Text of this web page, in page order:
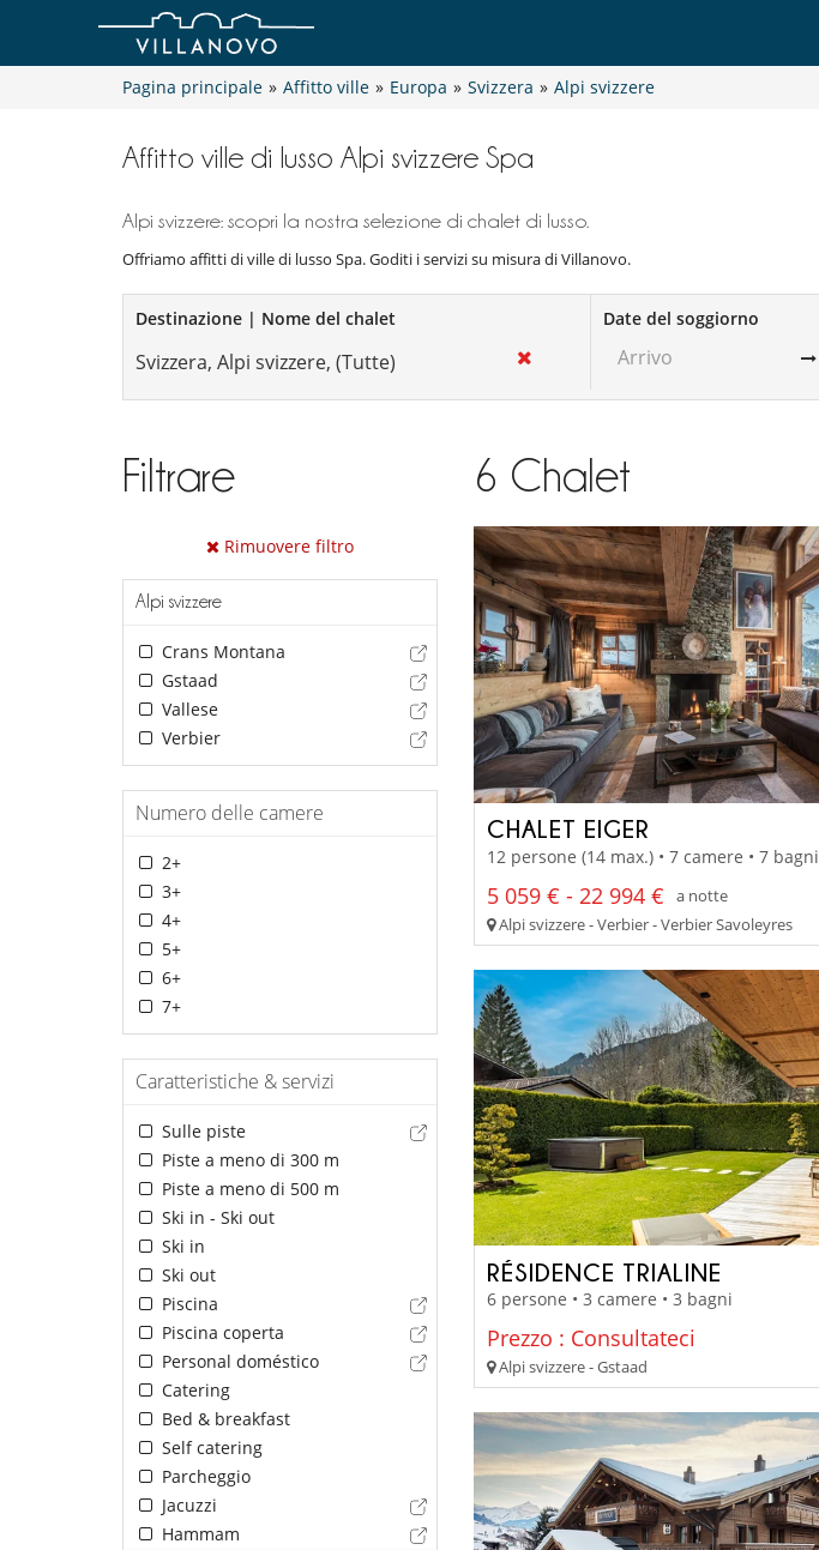
Pagina principale » Affitto ville » Europa » Svizzera » Alpi svizzere
Affitto ville di lusso Alpi svizzere Spa
Alpi svizzere: scopri la nostra selezione di chalet di lusso.
Offriamo affitti di ville di lusso Spa. Goditi i servizi su misura di Villanovo.
Destinazione | Nome del chalet Date del soggiorno
Filtrare
Rimuovere filtro
Alpi svizzere
Crans Montana
Gstaad
Vallese
Verbier
Numero delle camere
2+
3+
4+
5+
6+
7+
Caratteristiche & servizi
Sulle piste
Piste a meno di 300 m
Piste a meno di 500 m
Ski in - Ski out
Ski in
Ski out
Piscina
Piscina coperta
Personal doméstico
Catering
Bed & breakfast
Self catering
Parcheggio
Jacuzzi
Hammam
6 Chalet
CHALET EIGER
12 persone (14 max.) • 7 camere • 7 bagni
5 059 € - 22 994 €
a notte
Alpi svizzere - Verbier - Verbier Savoleyres
RÉSIDENCE TRIALINE
6 persone • 3 camere • 3 bagni
Prezzo : Consultateci
Alpi svizzere - Gstaad